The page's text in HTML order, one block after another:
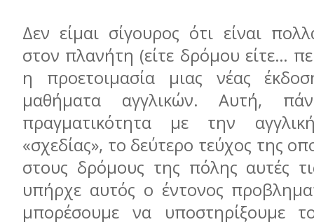
Δεν είμαι σίγουρος ότι είναι
στον πλανήτη (είτε δρόμου είτε…
η προετοιμασία μιας νέας
μαθήματα αγγλικών. Αυτή,
πραγματικότητα με την
«σχεδίας», το δεύτερο τεύχος της
στους δρόμους της πόλης αυτές
υπήρχε αυτός ο έντονος
μπορέσουμε να υποστηρίξουμε